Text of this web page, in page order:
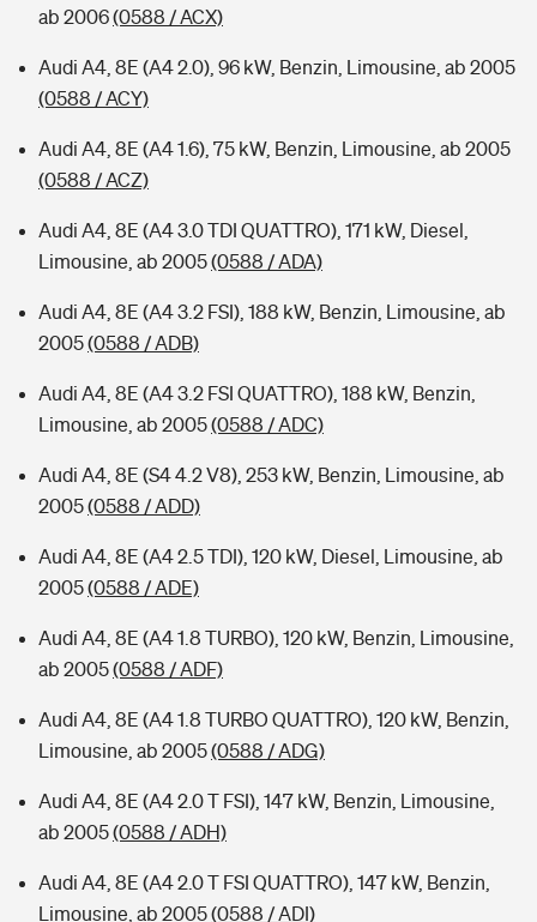
ab 2006(0588 / ACX)
Audi A4, 8E (A4 2.0), 96 kW, Benzin, Limousine, ab 2005
(0588 / ACY)
Audi A4, 8E (A4 1.6), 75 kW, Benzin, Limousine, ab 2005
(0588 / ACZ)
Audi A4, 8E (A4 3.0 TDI QUATTRO), 171 kW, Diesel,
Limousine, ab 2005(0588 / ADA)
Audi A4, 8E (A4 3.2 FSI), 188 kW, Benzin, Limousine, ab
2005(0588 / ADB)
Audi A4, 8E (A4 3.2 FSI QUATTRO), 188 kW, Benzin,
Limousine, ab 2005(0588 / ADC)
Audi A4, 8E (S4 4.2 V8), 253 kW, Benzin, Limousine, ab
2005(0588 / ADD)
Audi A4, 8E (A4 2.5 TDI), 120 kW, Diesel, Limousine, ab
2005(0588 / ADE)
Audi A4, 8E (A4 1.8 TURBO), 120 kW, Benzin, Limousine,
ab 2005(0588 / ADF)
Audi A4, 8E (A4 1.8 TURBO QUATTRO), 120 kW, Benzin,
Limousine, ab 2005(0588 / ADG)
Audi A4, 8E (A4 2.0 T FSI), 147 kW, Benzin, Limousine,
ab 2005(0588 / ADH)
Audi A4, 8E (A4 2.0 T FSI QUATTRO), 147 kW, Benzin,
Limousine, ab 2005(0588 / ADI)